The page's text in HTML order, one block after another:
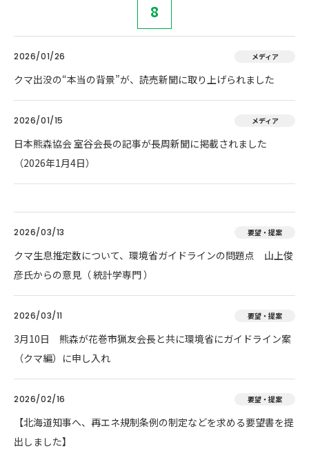
8
2026/01/26 メディア
クマ出没の“本当の背景”が、読売新聞に取り上げられました
2026/01/15 メディア
日本熊森協会 室谷会長の記事が長周新聞に掲載されました
（2026年1月4日）
2026/03/13 要望・提案
クマ生息推定数について、環境省ガイドラインの問題点 山上俊
彦氏からの意見（ 統計学専門 ）
2026/03/11 要望・提案
3月10日 熊森が花巻市猟友会長と共に環境省にガイドライン案
（クマ編）に申し入れ
2026/02/16 要望・提案
【北海道知事へ、再エネ規制条例の制定などを求める要望書を提
出しました】